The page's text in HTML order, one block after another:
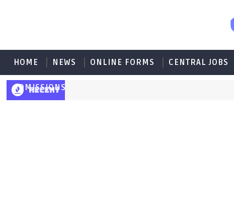
HOME NEWS ONLINE FORMS CENTRAL JOBS
ADMISSIONS
RECENT